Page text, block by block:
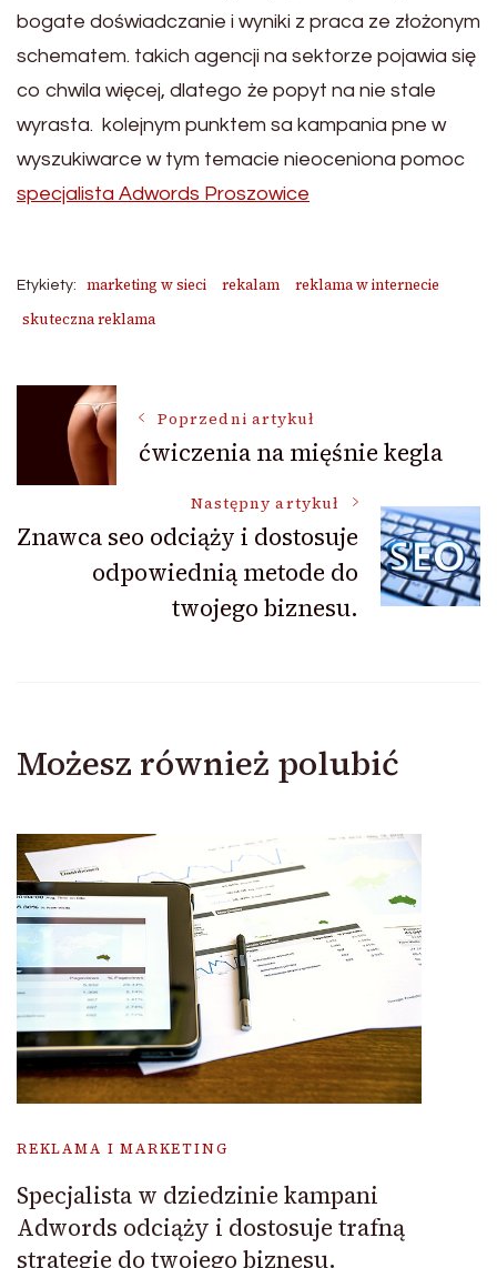
bogate doświadczanie i wyniki z praca ze złożonym
schematem. takich agencji na sektorze pojawia się
co chwila więcej, dlatego że popyt na nie stale
wyrasta. kolejnym punktem sa kampania pne w
wyszukiwarce w tym temacie nieoceniona pomoc
specjalista Adwords Proszowice
Etykiety: marketing w sieci rekalam
reklama w internecie
skuteczna reklama
Nawigacja
wpisu
Poprzedni artykuł
ćwiczenia na mięśnie kegla
Następny artykuł
Znawca seo odciąży i dostosuje
odpowiednią metode do
twojego biznesu.
Możesz również polubić
REKLAMA I MARKETING
Specjalista w dziedzinie kampani
Adwords odciąży i dostosuje trafną
strategie do twojego biznesu.